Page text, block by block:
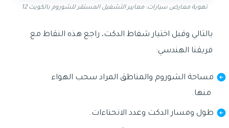
تهوية معارض سيارات: معايير التشغيل المستقر للشوروم بالكويت 12
بالتالي وقبل اختيار شفاط الدكت، راجع هذه النقاط مع
فريقنا الهندسي:
مساحة الشوروم والمناطق المراد سحب الهواء
منها.
طول ومسار الدكت وعدد الانحناءات.